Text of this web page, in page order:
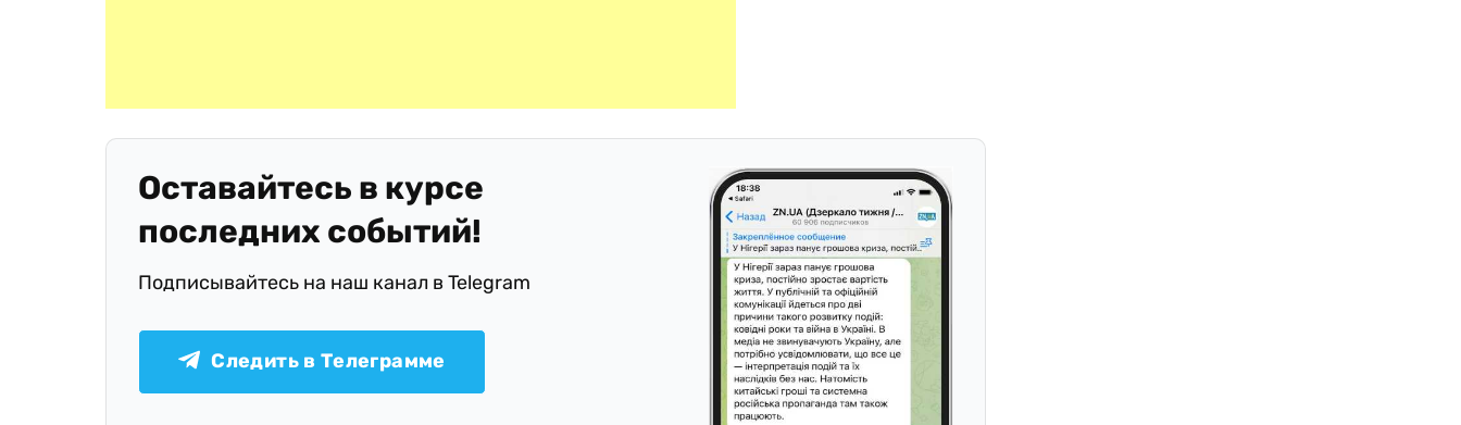
Оставайтесь в курсе
последних событий!
Подписывайтесь на наш канал в Telegram
Следить в Телеграмме